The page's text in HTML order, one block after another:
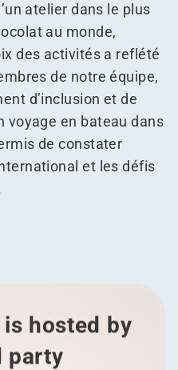
atelier dans le plus
au monde,
des activités a reflété
de notre équipe,
d’inclusion et de
voyage en bateau dans
de constater
et les défis
hosted by
party